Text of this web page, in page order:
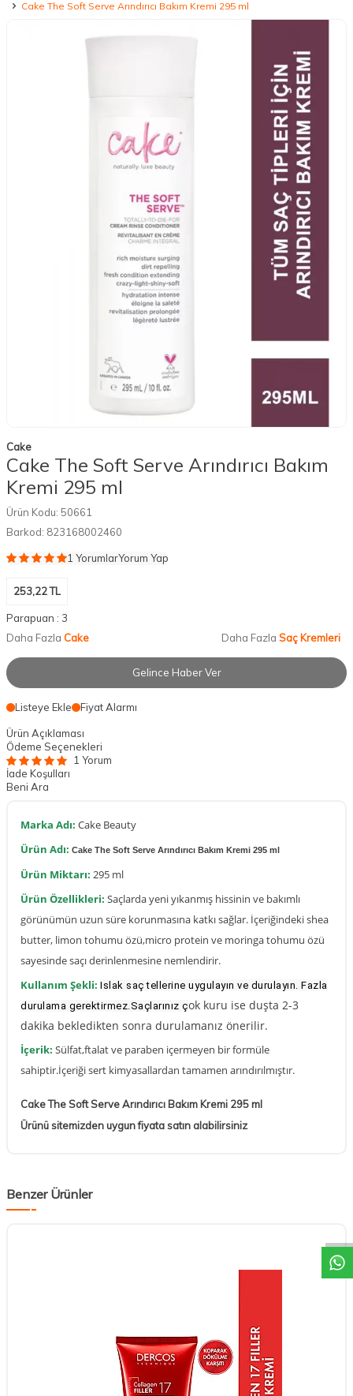
Cake The Soft Serve Arındırıcı Bakım Kremi 295 ml
Cake
Cake The Soft Serve Arındırıcı Bakım
Kremi 295 ml
Ürün Kodu: 50661
Barkod: 823168002460
1 YorumlarYorum Yap
253,22TL
Parapuan : 3
Daha Fazla Cake Daha Fazla Saç Kremleri
Gelince Haber Ver
Listeye Ekle Fiyat Alarmı
Ürün Açıklaması
Ödeme Seçenekleri
1 Yorum
İade Koşulları
Beni Ara
Marka Adı: Cake Beauty
Ürün Adı: Cake The Soft Serve Arındırıcı Bakım Kremi 295 ml
Ürün Miktarı: 295 ml
Ürün Özellikleri: Saçlarda yeni yıkanmış hissinin ve bakımlı
görünümün uzun süre korunmasına katkı sağlar. İçeriğindeki shea
butter, limon tohumu özü,micro protein ve moringa tohumu özü
sayesinde saçı derinlenmesine nemlendirir.
Kullanım Şekli: Islak saç tellerine uygulayın ve durulayın. Fazla
durulama gerektirmez.Saçlarınız çok kuru ise duşta 2-3
dakika bekledikten sonra durulamanız önerilir.
İçerik: Sülfat,ftalat ve paraben içermeyen bir formüle
sahiptir.İçeriği sert kimyasallardan tamamen arındırılmıştır.
Cake The Soft Serve Arındırıcı Bakım Kremi 295 ml
Ürünü sitemizden uygun fiyata satın alabilirsiniz
Benzer Ürünler